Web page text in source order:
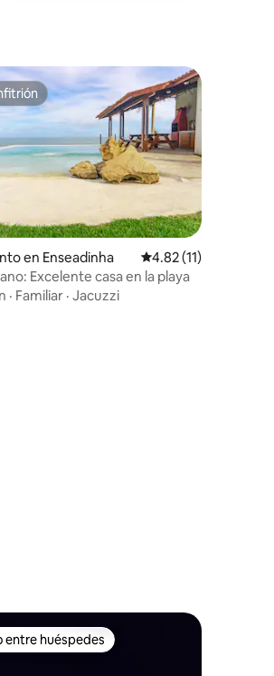
de 5, 18 reseñas
en Enseadinha Calificación
4.82 (11)
Excelente casa en la playa
· Familiar · Jacuzzi
entre huéspedes
entre huéspedes